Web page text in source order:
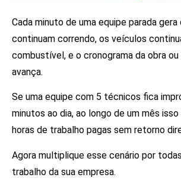
Cada minuto de uma equipe parada
continuam correndo, os veículos
combustível, e o cronograma da obra
avança.
Se uma equipe com 5 técnicos fica
minutos ao dia, ao longo de um mês
horas de trabalho pagas sem retorno
Agora multiplique esse cenário por
trabalho da sua empresa.